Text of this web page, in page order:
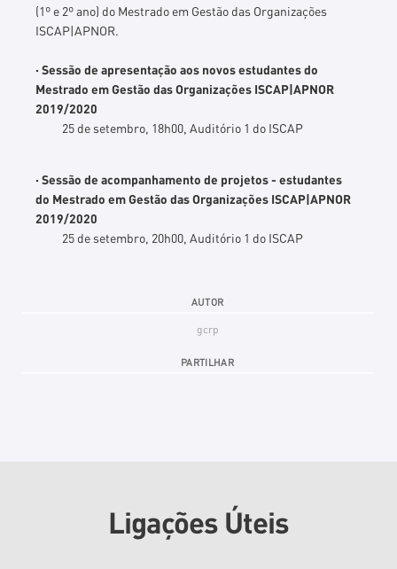
(1º e 2º ano) do Mestrado em Gestão das Organizações
ISCAP|APNOR.
· Sessão de apresentação aos novos estudantes do
Mestrado em Gestão das Organizações ISCAP|APNOR
2019/2020
25 de setembro, 18h00, Auditório 1 do ISCAP
· Sessão de acompanhamento de projetos - estudantes
do Mestrado em Gestão das Organizações ISCAP|APNOR
2019/2020
25 de setembro, 20h00, Auditório 1 do ISCAP
AUTOR
gcrp
PARTILHAR
Ligações Úteis